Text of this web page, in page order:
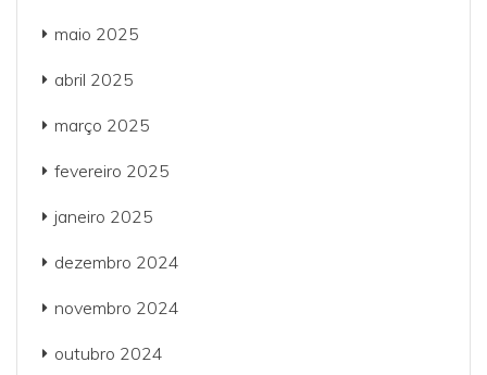
maio 2025
abril 2025
março 2025
fevereiro 2025
janeiro 2025
dezembro 2024
novembro 2024
outubro 2024